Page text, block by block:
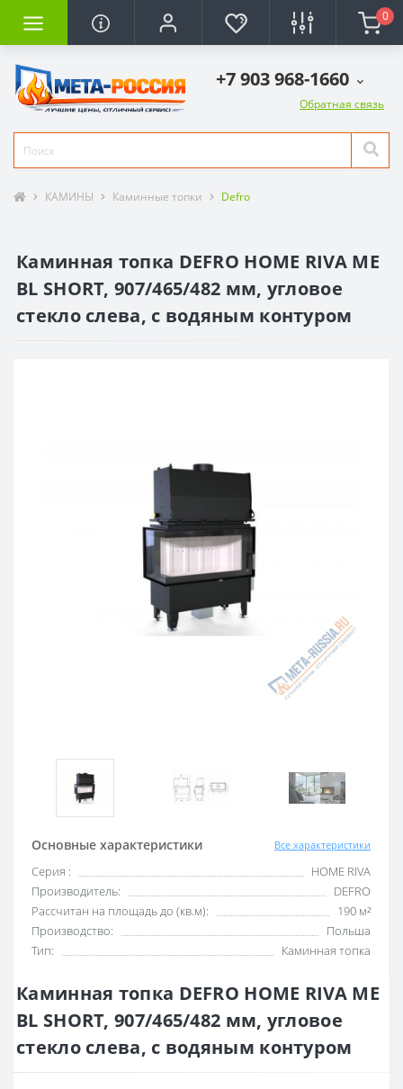
0
+7 903 968-1660
Обратная связь
КАМИНЫ Каминные топки Defro
Каминная топка DEFRO HOME RIVA ME
BL SHORT, 907/465/482 мм, угловое
стекло слева, с водяным контуром
Основные характеристики Все характеристики
Серия :
HOME RIVA
Производитель:
DEFRO
Рассчитан на площадь до (кв.м):
190 м²
Производство:
Польша
Тип:
Каминная топка
Каминная топка DEFRO HOME RIVA ME
BL SHORT, 907/465/482 мм, угловое
стекло слева, с водяным контуром